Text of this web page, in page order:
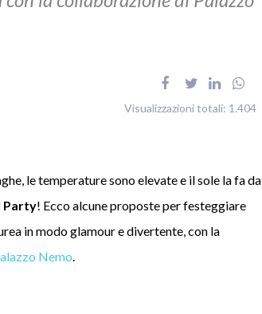
Visualizzazioni totali: 1.404
le temperature sono elevate e il sole la fa da
Party! Ecco alcune proposte per festeggiare
in modo glamour e divertente, con la
Nemo.